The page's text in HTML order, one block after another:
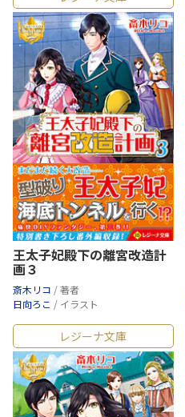
王太子妃殿下の離宮改造計
画３
斎木リコ / 著者
日向ろこ / イラスト
レジーナ文庫